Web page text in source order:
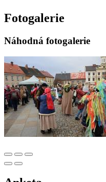
Fotogalerie
Náhodná fotogalerie